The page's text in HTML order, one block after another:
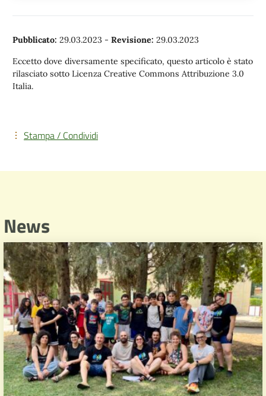
Pubblicato: 29.03.2023 - Revisione: 29.03.2023
Eccetto dove diversamente specificato, questo articolo è stato
rilasciato sotto Licenza Creative Commons Attribuzione 3.0
Italia.
Stampa / Condividi
News